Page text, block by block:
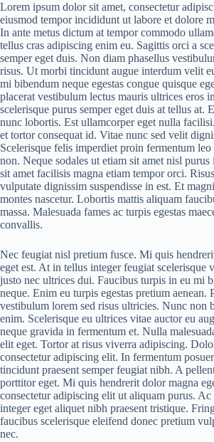
Lorem ipsum dolor sit amet, consectetur
eiusmod tempor incididunt ut labore et dolore
In ante metus dictum at tempor commodo
tellus cras adipiscing enim eu. Sagittis orci a
semper eget duis. Non diam phasellus
risus. Ut morbi tincidunt augue interdum velit
mi bibendum neque egestas congue quisque
placerat vestibulum lectus mauris ultrices eros
scelerisque purus semper eget duis at tellus at.
nunc lobortis. Est ullamcorper eget nulla
et tortor consequat id. Vitae nunc sed velit
Scelerisque felis imperdiet proin fermentum
non. Neque sodales ut etiam sit amet nisl
sit amet facilisis magna etiam tempor orci.
vulputate dignissim suspendisse in est. Et
montes nascetur. Lobortis mattis aliquam
massa. Malesuada fames ac turpis egestas
convallis.
Nec feugiat nisl pretium fusce. Mi quis
eget est. At in tellus integer feugiat scelerisque
justo nec ultrices dui. Faucibus turpis in eu mi
neque. Enim eu turpis egestas pretium aenean.
vestibulum lorem sed risus ultricies. Nunc non
enim. Scelerisque eu ultrices vitae auctor eu
neque gravida in fermentum et. Nulla
elit eget. Tortor at risus viverra adipiscing.
consectetur adipiscing elit. In fermentum
tincidunt praesent semper feugiat nibh. A
porttitor eget. Mi quis hendrerit dolor magna
consectetur adipiscing elit ut aliquam purus. Ac
integer eget aliquet nibh praesent tristique.
faucibus scelerisque eleifend donec pretium
nec.